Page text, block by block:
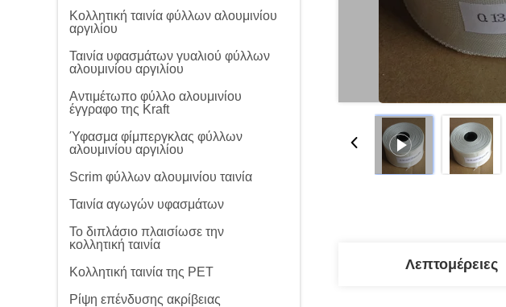
Κολλητική ταινία φύλλων αλουμινίου
αργιλίου
Ταινία υφασμάτων γυαλιού φύλλων
αλουμινίου αργιλίου
Αντιμέτωπο φύλλο αλουμινίου
έγγραφο της Kraft
Ύφασμα φίμπεργκλας φύλλων
αλουμινίου αργιλίου
Scrim φύλλων αλουμινίου ταινία
Ταινία αγωγών υφασμάτων
Το διπλάσιο πλαισίωσε την
κολλητική ταινία
Κολλητική ταινία της PET
Ρίψη επένδυσης ακρίβειας
Λεπτομέρειες